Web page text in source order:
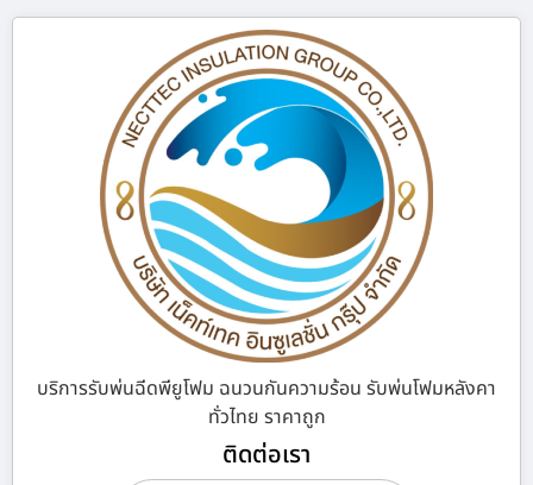
บริการรับพ่นฉีดพียูโฟม ฉนวนกันความร้อน รับพ่นโฟมหลังคา
ทั่วไทย ราคาถูก
ติดต่อเรา